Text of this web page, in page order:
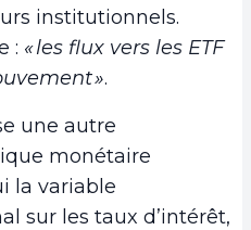
institutionnels.
: « les flux vers les ETF
».
une autre
monétaire
la variable
sur les taux d’intérêt,